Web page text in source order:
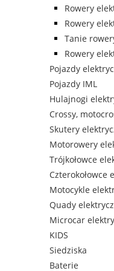
Rowery
Rowery
Tanie
Rowery
Pojazdy
Pojazdy IML
Hulajnogi
Crossy,
Skutery
Motorowery
Trójkołowce
Czterokołowce
Motocykle
Quady
Microcar
KIDS
Siedziska
Baterie